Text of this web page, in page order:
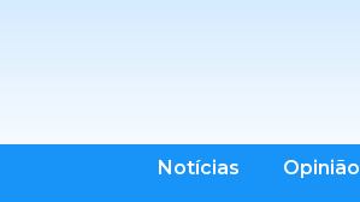
Notícias Opinião